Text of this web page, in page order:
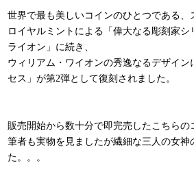
世界で最も美しいコインのひとつである、
ロイヤルミントによる「偉大なる彫刻家シ
ライオン」に続き、
ウィリアム・ワイオンの秀逸なるデザイン
セス」が第2弾として復刻されました。
販売開始から数十分で即完売したこちらの
筆者も実物を見ましたが繊細な三人の女神
た。。。